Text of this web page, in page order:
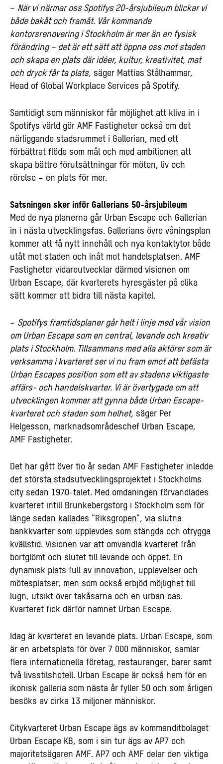
– När vi närmar oss Spotifys 20-årsjubileum blickar vi
både bakåt och framåt. Vår kommande
kontorsrenovering i Stockholm är mer än en fysisk
förändring – det är ett sätt att öppna oss mot staden
och skapa en plats där idéer, kultur, kreativitet, mat
och dryck får ta plats, säger Mattias Stålhammar,
Head of Global Workplace Services på Spotify.
Samtidigt som människor får möjlighet att kliva in i
Spotifys värld gör AMF Fastigheter också om det
närliggande stadsrummet i Gallerian, med ett
förbättrat flöde som mål och med ambitionen att
skapa bättre förutsättningar för möten, liv och
rörelse – en plats för mer.
Satsningen sker inför Gallerians 50-årsjubileum
Med de nya planerna går Urban Escape och Gallerian
in i nästa utvecklingsfas. Gallerians övre våningsplan
kommer att få nytt innehåll och nya kontaktytor både
utåt mot staden och inåt mot handelsplatsen. AMF
Fastigheter vidareutvecklar därmed visionen om
Urban Escape, där kvarterets hyresgäster på olika
sätt kommer att bidra till nästa kapitel.
– Spotifys framtidsplaner går helt i linje med vår vision
om Urban Escape som en central, levande och kreativ
plats i Stockholm. Tillsammans med alla aktörer som är
verksamma i kvarteret ser vi nu fram emot att befästa
Urban Escapes position som ett av stadens viktigaste
affärs- och handelskvarter. Vi är övertygade om att
utvecklingen kommer att gynna både Urban Escape-
kvarteret och staden som helhet, säger Per
Helgesson, marknadsområdeschef Urban Escape,
AMF Fastigheter.
Det har gått över tio år sedan AMF Fastigheter inledde
det största stadsutvecklingsprojektet i Stockholms
city sedan 1970-talet. Med omdaningen förvandlades
kvarteret intill Brunkebergstorg i Stockholm som för
länge sedan kallades ”Riksgropen”, via slutna
bankkvarter som upplevdes som stängda och otrygga
kvällstid. Visionen var att omvandla kvarteret från
bortglömt och slutet till levande och öppet. En
dynamisk plats full av innovation, upplevelser och
mötesplatser, men som också erbjöd möjlighet till
lugn, utsikt över takåsarna och en urban oas.
Kvarteret fick därför namnet Urban Escape.
Idag är kvarteret en levande plats. Urban Escape, som
är en arbetsplats för över 7 000 människor, samlar
flera internationella företag, restauranger, barer samt
två livsstilshotell. Urban Escape är också hem för en
ikonisk galleria som nästa år fyller 50 och som årligen
besöks av cirka 13 miljoner människor.
Citykvarteret Urban Escape ägs av kommanditbolaget
Urban Escape KB, som i sin tur ägs av AP7 och
majoritetsägaren AMF. AP7 och AMF delar den viktiga